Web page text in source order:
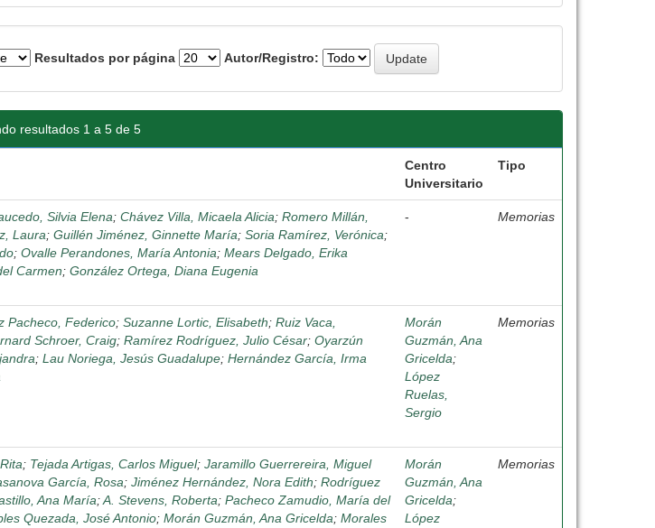
Resultados por página Autor/Registro:
resultados 1 a 5 de 5
Centro
Universitario
Tipo
Silvia Elena; Chávez Villa, Micaela Alicia; Romero Millán,
Laura; Guillén Jiménez, Ginnette María; Soria Ramírez, Verónica;
; Ovalle Perandones, María Antonia; Mears Delgado, Erika
Carmen; González Ortega, Diana Eugenia
- Memorias
Pacheco, Federico; Suzanne Lortic, Elisabeth; Ruiz Vaca,
Schroer, Craig; Ramírez Rodríguez, Julio César; Oyarzún
; Lau Noriega, Jesús Guadalupe; Hernández García, Irma
Morán
Guzmán, Ana
Gricelda;
López
Ruelas,
Sergio
Memorias
; Tejada Artigas, Carlos Miguel; Jaramillo Guerrereira, Miguel
García, Rosa; Jiménez Hernández, Nora Edith; Rodríguez
Ana María;A. Stevens, Roberta; Pacheco Zamudio, María del
Quezada, José Antonio; Morán Guzmán, Ana Gricelda; Morales
Morán
Guzmán, Ana
Gricelda;
López
Memorias